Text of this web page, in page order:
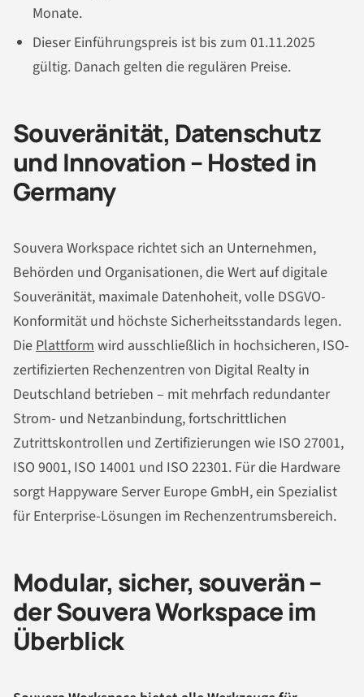
Monate.
Dieser Einführungspreis ist bis zum 01.11.2025
gültig. Danach gelten die regulären Preise.
Souveränität, Datenschutz
und Innovation – Hosted in
Germany
Souvera Workspace richtet sich an Unternehmen,
Behörden und Organisationen, die Wert auf digitale
Souveränität, maximale Datenhoheit, volle DSGVO-
Konformität und höchste Sicherheitsstandards legen.
DiePlattformwird ausschließlich in hochsicheren, ISO-
zertifizierten Rechenzentren von Digital Realty in
Deutschland betrieben – mit mehrfach redundanter
Strom- und Netzanbindung, fortschrittlichen
Zutrittskontrollen und Zertifizierungen wie ISO 27001,
ISO 9001, ISO 14001 und ISO 22301. Für die Hardware
sorgt Happyware Server Europe GmbH, ein Spezialist
für Enterprise-Lösungen im Rechenzentrumsbereich.
Modular, sicher, souverän –
der Souvera Workspace im
Überblick